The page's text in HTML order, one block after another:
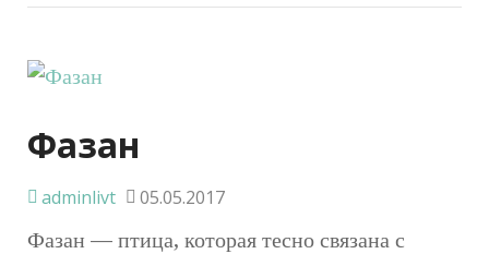
Фазан
adminlivt 05.05.2017
Фазан — птица, которая тесно связана с